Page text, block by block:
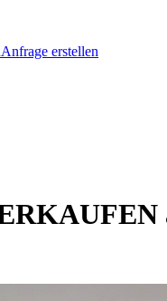
Anfrage erstellen